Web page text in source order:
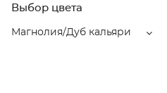
Выбор цвета
Магнолия/Дуб кальяри